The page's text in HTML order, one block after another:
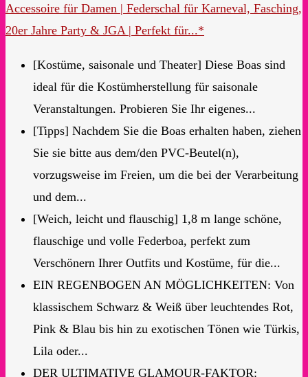
Accessoire für Damen | Federschal für Karneval, Fasching,
20er Jahre Party & JGA | Perfekt für...*
[Kostüme, saisonale und Theater] Diese Boas sind
ideal für die Kostümherstellung für saisonale
Veranstaltungen. Probieren Sie Ihr eigenes...
[Tipps] Nachdem Sie die Boas erhalten haben, ziehen
Sie sie bitte aus dem/den PVC-Beutel(n),
vorzugsweise im Freien, um die bei der Verarbeitung
und dem...
[Weich, leicht und flauschig] 1,8 m lange schöne,
flauschige und volle Federboa, perfekt zum
Verschönern Ihrer Outfits und Kostüme, für die...
EIN REGENBOGEN AN MÖGLICHKEITEN: Von
klassischem Schwarz & Weiß über leuchtendes Rot,
Pink & Blau bis hin zu exotischen Tönen wie Türkis,
Lila oder...
DER ULTIMATIVE GLAMOUR-FAKTOR: